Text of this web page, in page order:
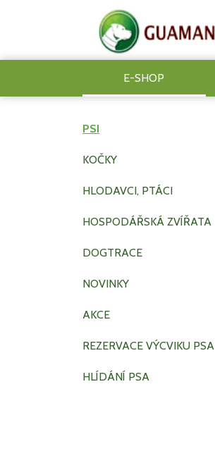
E-SHOP
PSI
KOČKY
HLODAVCI, PTÁCI
HOSPODÁŘSKÁ ZVÍŘATA
DOGTRACE
NOVINKY
AKCE
REZERVACE VÝCVIKU PSA
HLÍDÁNÍ PSA